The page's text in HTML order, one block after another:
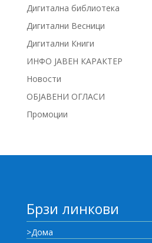
Дигитална библиотека
Дигитални Весници
Дигитални Книги
ИНФО ЈАВЕН КАРАКТЕР
Новости
ОБЈАВЕНИ ОГЛАСИ
Промоции
Брзи линкови
>Дома